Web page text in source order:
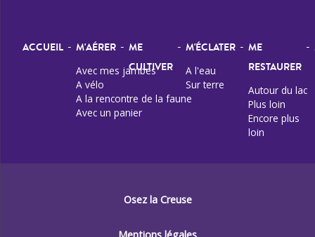
ACCUEIL - M'AÉRER
Avec mes jambes
A vélo
A la rencontre de la faune
Avec un panier
- ME
CULTIVER
- M'ÉCLATER
A l'eau
Sur terre
- ME
RESTAURER
Autour du lac
Plus loin
Encore plus
loin
-
Osez la Creuse